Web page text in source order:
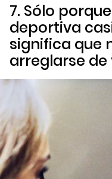
7. Sólo
deportiva
significa que
arreglarse de